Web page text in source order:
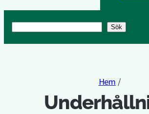
Sök
Hem /